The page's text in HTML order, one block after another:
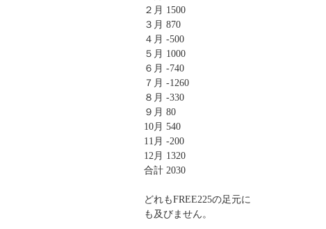
２月 1500
３月 870
４月 -500
５月 1000
６月 -740
７月 -1260
８月 -330
９月 80
10月 540
11月 -200
12月 1320
合計 2030
どれもFREE225の足元に
も及びません。